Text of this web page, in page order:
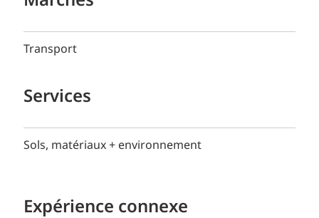
Transport
Services
Sols, matériaux + environnement
Expérience connexe